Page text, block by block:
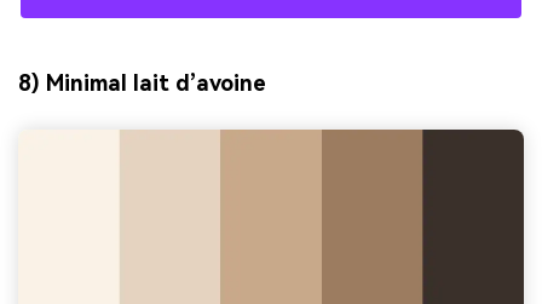
8) Minimal lait d’avoine